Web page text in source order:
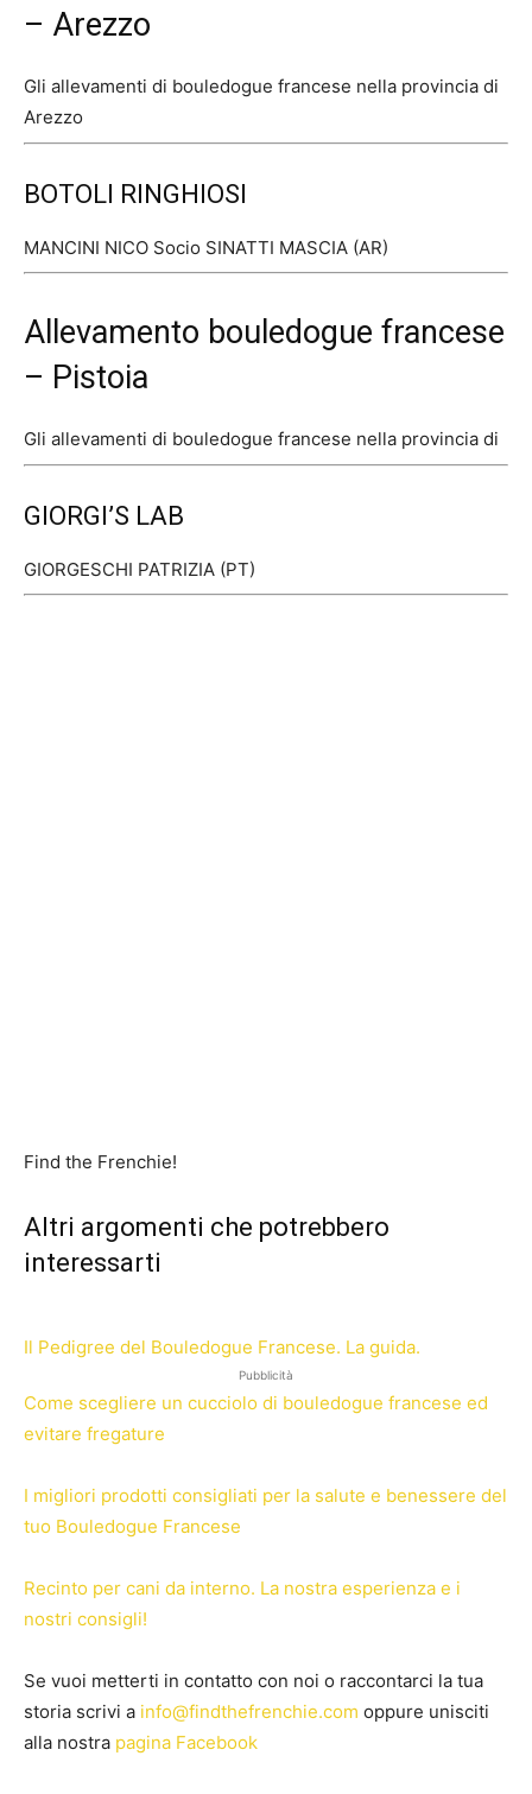
– Arezzo
Gli allevamenti di bouledogue francese nella provincia di
Arezzo
BOTOLI RINGHIOSI
MANCINI NICO Socio SINATTI MASCIA (AR)
Allevamento bouledogue francese
– Pistoia
Gli allevamenti di bouledogue francese nella provincia di
GIORGI’S LAB
GIORGESCHI PATRIZIA (PT)
Find the Frenchie!
Altri argomenti che potrebbero
interessarti
Il Pedigree del Bouledogue Francese. La guida.
Pubblicità
Come scegliere un cucciolo di bouledogue francese ed
evitare fregature
I migliori prodotti consigliati per la salute e benessere del
tuo Bouledogue Francese
Recinto per cani da interno. La nostra esperienza e i
nostri consigli!
Se vuoi metterti in contatto con noi o raccontarci la tua
storia scrivi a info@findthefrenchie.com oppure unisciti
alla nostra pagina Facebook